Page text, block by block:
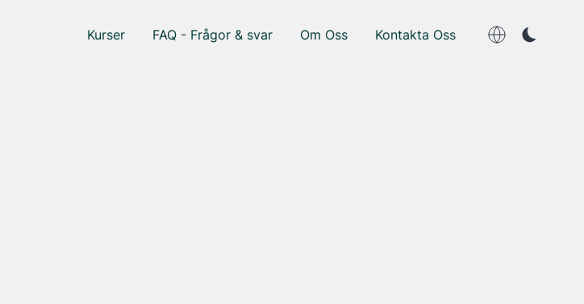
Kurser FAQ - Frågor & svar Om Oss Kontakta Oss